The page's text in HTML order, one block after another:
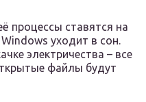
процессы ставятся на
Windows уходит в сон.
электричества – все
файлы будут